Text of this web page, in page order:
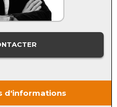
d'informations